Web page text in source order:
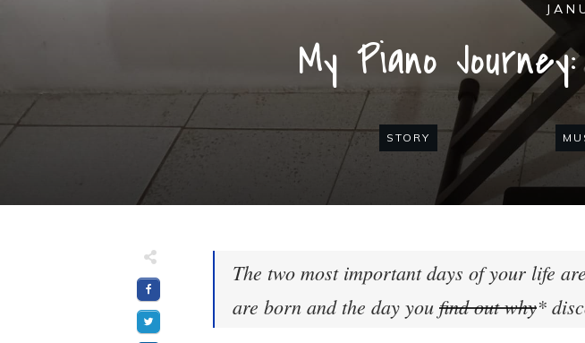
My Piano
STORY
The two most important days of your life
are born and the day you find out why*